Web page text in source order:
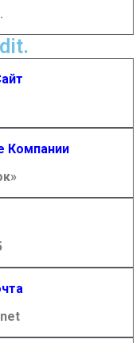
Компании